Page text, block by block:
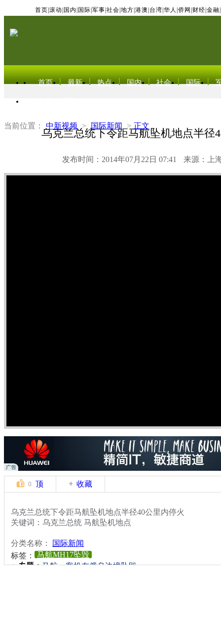
首页 滚动 国内 国际 军事 社会 地方 港澳 台湾 华人 侨网 财经 金融
首页 最新 热点 国内 社会 国际
当前位置： 中新视频 > 国际新闻 > 正文
乌克兰总统下令距马航坠机地点半径
发布时间：2014年07月22日 07:41 来源：上
0 顶 收藏
乌克兰总统下令距马航坠机地点半径40公里内停火
关键词：乌克兰总统 马航坠机地点
分类名称：
国际新闻
标签：
马航MH17坠毁
专题：马航一客机在俄乌边境坠毁